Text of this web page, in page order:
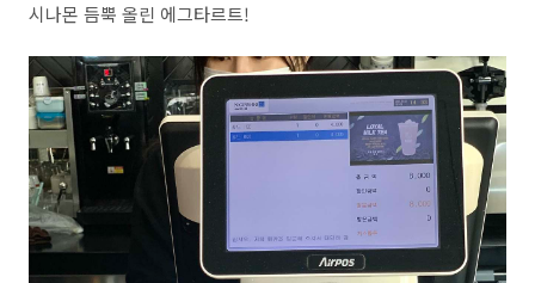
시나몬 듬뿍 올린 에그타르트!